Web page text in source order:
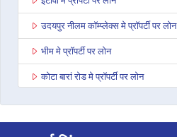
उदयपुर नीलम कॉम्प्लेक्स मे प्रॉपर्टी पर लोन
भीम मे प्रॉपर्टी पर लोन
कोटा बारां रोड मे प्रॉपर्टी पर लोन